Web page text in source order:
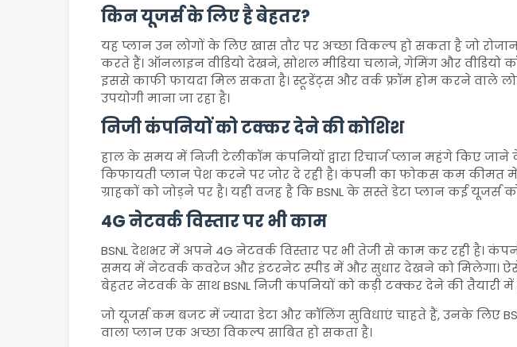
किन यूजर्स के लिए है बेहतर?
यह प्लान उन लोगों के लिए खास तौर पर अच्छा विकल्प हो सकता है जो
करते हैं। ऑनलाइन वीडियो देखने, सोशल मीडिया चलाने, गेमिंग और वीडियो
इससे काफी फायदा मिल सकता है। स्टूडेंट्स और वर्क फ्रॉम होम करने वाले
उपयोगी माना जा रहा है।
निजी कंपनियों को टक्कर देने की कोशिश
हाल के समय में निजी टेलीकॉम कंपनियों द्वारा रिचार्ज प्लान महंगे किए जाने
किफायती प्लान पेश करने पर जोर दे रही है। कंपनी का फोकस कम कीमत में
ग्राहकों को जोड़ने पर है। यही वजह है कि BSNL के सस्ते डेटा प्लान कई यूजर्स
4G नेटवर्क विस्तार पर भी काम
BSNLदेशभर में अपने 4G नेटवर्क विस्तार पर भी तेजी से काम कर रही है।
समय में नेटवर्क कवरेज और इंटरनेट स्पीड में और सुधार देखने को मिलेगा।
बेहतर नेटवर्क के साथ BSNL निजी कंपनियों को कड़ी टक्कर देने की तैयारी में
जो यूजर्स कम बजट में ज्यादा डेटा और कॉलिंग सुविधाएं चाहते हैं, उनके लिए
वाला प्लान एक अच्छा विकल्प साबित हो सकता है।